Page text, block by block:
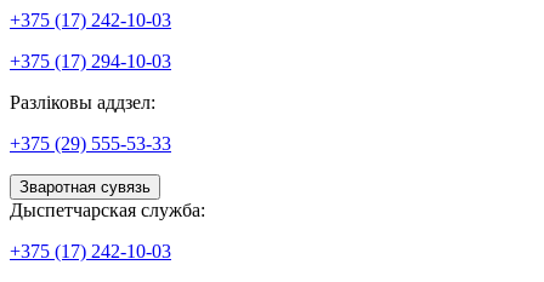
+375 (17) 242-10-03
+375 (17) 294-10-03
Разліковы аддзел:
+375 (29) 555-53-33
Зваротная сувязь
Дыспетчарская служба:
+375 (17) 242-10-03